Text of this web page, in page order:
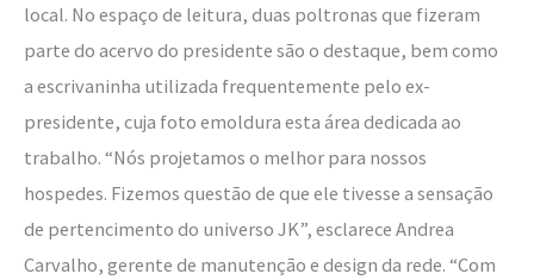
local. No espaço de leitura, duas poltronas que fizeram
parte do acervo do presidente são o destaque, bem como
a escrivaninha utilizada frequentemente pelo ex-
presidente, cuja foto emoldura esta área dedicada ao
trabalho. “Nós projetamos o melhor para nossos
hospedes. Fizemos questão de que ele tivesse a sensação
de pertencimento do universo JK”, esclarece Andrea
Carvalho, gerente de manutenção e design da rede. “Com